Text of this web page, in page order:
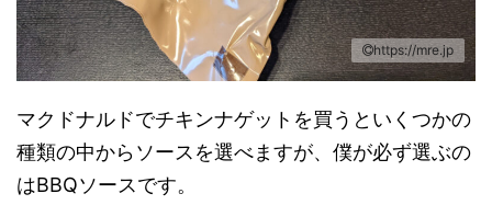
https://mre.jp
マクドナルドでチキンナゲットを買うといくつかの
種類の中からソースを選べますが、僕が必ず選ぶの
はBBQソースです。